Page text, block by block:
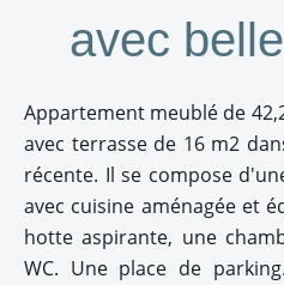
avec
Appartement meublé de
avec terrasse de 16 m2
récente. Il se compose
avec cuisine aménagée et
hotte aspirante, une
WC. Une place de